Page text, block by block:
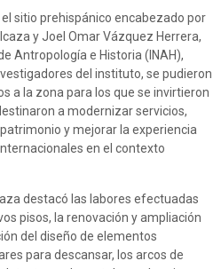
sitio prehispánico encabezado por
y Joel Omar Vázquez Herrera,
Antropología e Historia (INAH),
del instituto, se pudieron
a la zona para los que se invirtieron
a modernizar servicios,
y mejorar la experiencia
en el contexto
destacó las labores efectuadas
pisos, la renovación y ampliación
del diseño de elementos
para descansar, los arcos de